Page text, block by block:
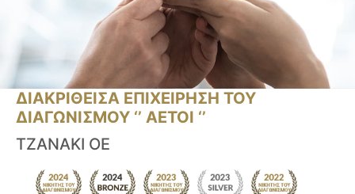
ΔΙΑΚΡΙΘΕΙΣΑ ΕΠΙΧΕΙΡΗΣΗ ΤΟΥ
ΔΙΑΓΩΝΙΣΜΟΥ ‘’ ΑΕΤΟΙ ‘’
TZANAKI OE